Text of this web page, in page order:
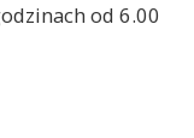
od 6.00